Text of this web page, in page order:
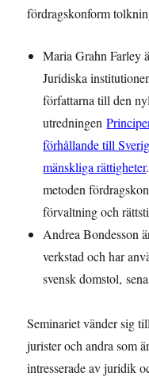
fördragskonform
Maria Grahn Farley
Juridiska
författarna till den
utredningen
förhållande till
mänskliga rättigheter
metoden
förvaltning och
Andrea Bondesson
verkstad och har
svensk domstol,
Seminariet vänder sig till
jurister och andra som
intresserade av juridik